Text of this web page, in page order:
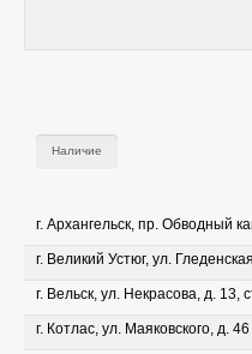
Наличие
г. Архангельск, пр. Обводный
г. Великий Устюг, ул.
г. Вельск, ул. Некрасова, д. 13,
г. Котлас, ул. Маяковского, д. 46